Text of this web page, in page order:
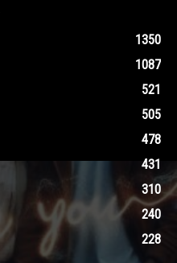
1350
1087
521
505
478
431
310
240
228